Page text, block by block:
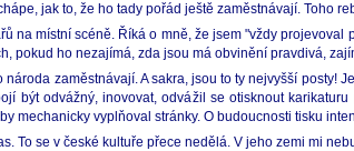
jak to, že ho tady pořád ještě zaměstnávají. Toho
na místní scéně. Říká o mně, že jsem "vždy
pokud ho nezajímá, zda jsou má obvinění pravdivá,
zaměstnávají. A sakra, jsou to ty nejvyšší posty!
být odvážný, inovovat, odvážil se otisknout
mechanicky vyplňoval stránky. O budoucnosti tisku
To se v české kultuře přece nedělá. V jeho zemi mi